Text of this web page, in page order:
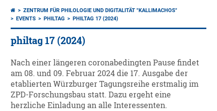
ZENTRUM FÜR PHILOLOGIE UND DIGITALITÄT "KALLIMACHOS"
EVENTS
PHILTAG PHILTAG 17 (2024)
philtag 17 (2024)
Nach einer längeren coronabedingten Pause findet
am 08. und 09. Februar 2024 die 17. Ausgabe der
etablierten Würzburger Tagungsreihe erstmalig im
ZPD-Forschungsbau statt. Dazu ergeht eine
herzliche Einladung an alle Interessenten.